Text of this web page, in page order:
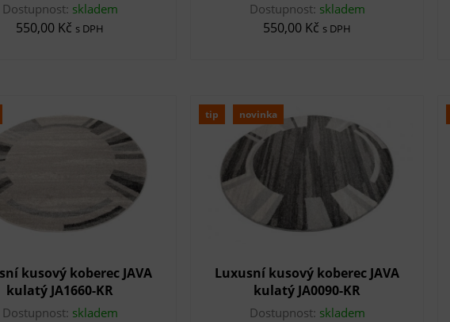
Dostupnost: skladem
550,00 Kč s DPH
Dostupnost: skladem
550,00 Kč s DPH
kusový koberec JAVA
kulatý JA1660-KR
Dostupnost: skladem
tip novinka
Luxusní kusový koberec JAVA
kulatý JA0090-KR
Dostupnost: skladem